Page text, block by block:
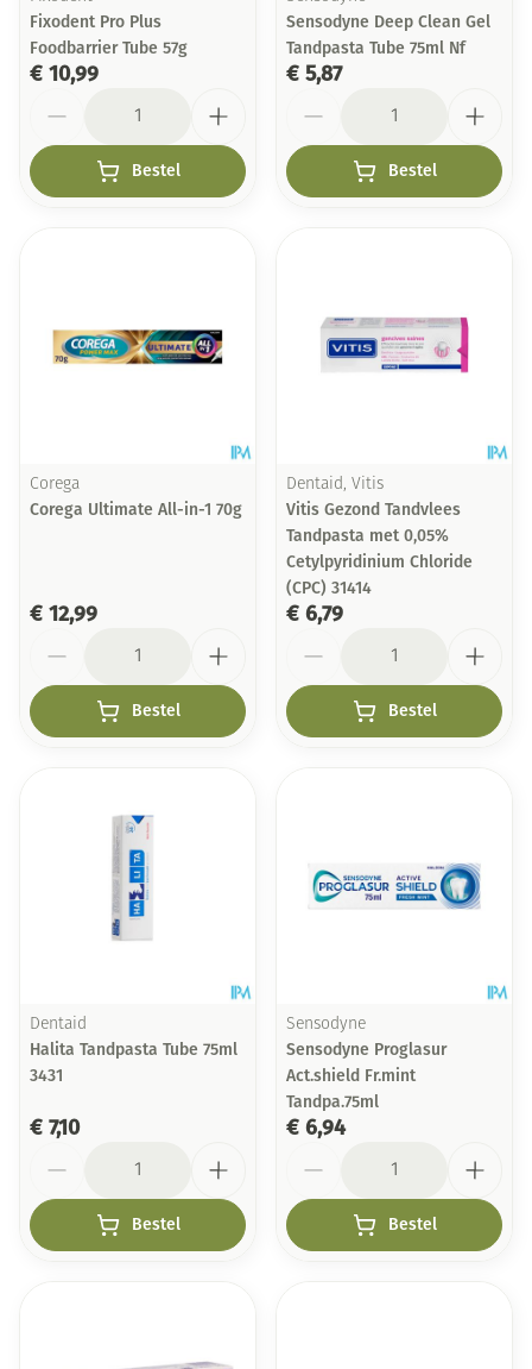
Fixodent Pro Plus
Foodbarrier Tube 57g
€ 10,99
Bestel
Sensodyne Deep Clean Gel
Tandpasta Tube 75ml Nf
€ 5,87
Bestel
Corega
Corega Ultimate All-in-1 70g
€ 12,99
Bestel
Dentaid, Vitis
Vitis Gezond Tandvlees
Tandpasta met 0,05%
Cetylpyridinium Chloride
(CPC) 31414
€ 6,79
Bestel
Dentaid
Halita Tandpasta Tube 75ml
3431
€ 7,10
Bestel
Sensodyne
Sensodyne Proglasur
Act.shield Fr.mint
Tandpa.75ml
€ 6,94
Bestel